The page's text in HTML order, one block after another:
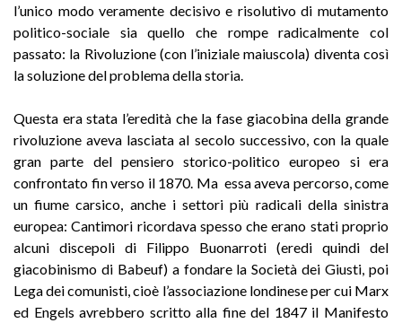
l’unico modo veramente decisivo e risolutivo di mutamento
politico-sociale sia quello che rompe radicalmente col
passato: la Rivoluzione (con l’iniziale maiuscola) diventa così
la soluzione del problema della storia.
Questa era stata l’eredità che la fase giacobina della grande
rivoluzione aveva lasciata al secolo successivo, con la quale
gran parte del pensiero storico-politico europeo si era
confrontato fin verso il 1870. Ma essa aveva percorso, come
un fiume carsico, anche i settori più radicali della sinistra
europea: Cantimori ricordava spesso che erano stati proprio
alcuni discepoli di Filippo Buonarroti (eredi quindi del
giacobinismo di Babeuf) a fondare la Società dei Giusti, poi
Lega dei comunisti, cioè l’associazione londinese per cui Marx
ed Engels avrebbero scritto alla fine del 1847 il Manifesto